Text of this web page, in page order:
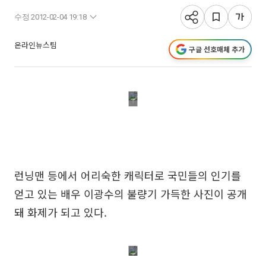
수정 2012-02-04 19:18
온라인뉴스팀 구글 선호매체 추가
런닝맨 등에서 어리숙한 캐릭터로 국민들의 인기를
얻고 있는 배우 이광수의 불량기 가득한 사진이 공개
돼 화제가 되고 있다.